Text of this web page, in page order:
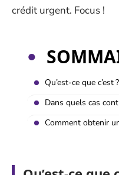
crédit urgent. Focus !
Qu’est-ce que c’est ?
Dans quels cas
Comment obtenir